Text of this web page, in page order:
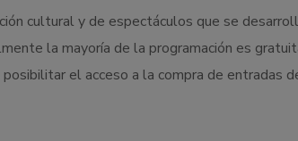
cultural y de espectáculos que se
la mayoría de la programación es
el acceso a la compra de entradas